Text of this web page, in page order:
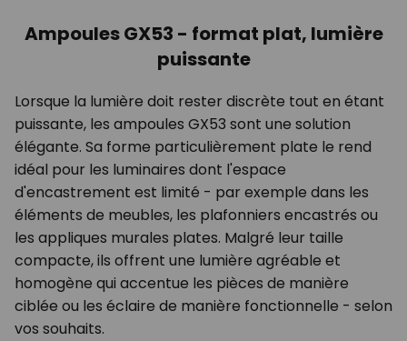
Ampoules GX53 - format plat, lumière
puissante
Lorsque la lumière doit rester discrète tout en étant
puissante, les ampoules GX53 sont une solution
élégante. Sa forme particulièrement plate le rend
idéal pour les luminaires dont l'espace
d'encastrement est limité - par exemple dans les
éléments de meubles, les plafonniers encastrés ou
les appliques murales plates. Malgré leur taille
compacte, ils offrent une lumière agréable et
homogène qui accentue les pièces de manière
ciblée ou les éclaire de manière fonctionnelle - selon
vos souhaits.